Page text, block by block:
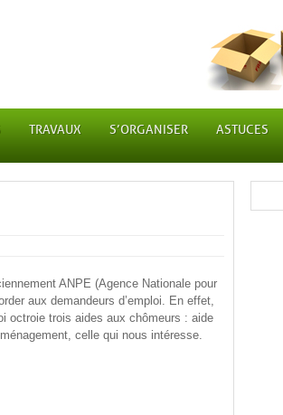
TRAVAUX S’ORGANISER ASTUCES
ANPE (Agence Nationale pour
aux demandeurs d’emploi. En effet,
octroie trois aides aux chômeurs : aide
celle qui nous intéresse.